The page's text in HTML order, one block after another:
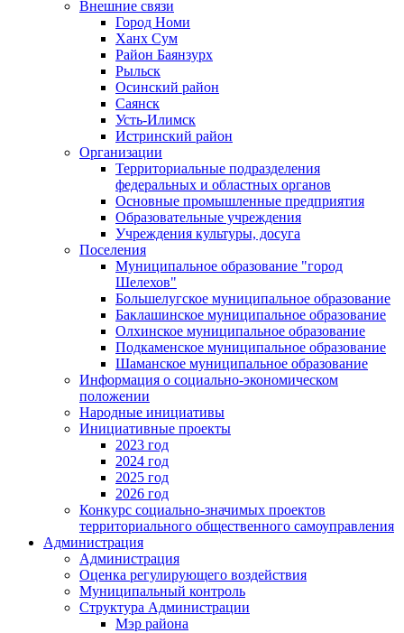
Внешние связи
Город Номи
Ханх Сум
Район Баянзурх
Рыльск
Осинский район
Саянск
Усть-Илимск
Истринский район
Организации
Территориальные подразделения
федеральных и областных органов
Основные промышленные предприятия
Образовательные учреждения
Учреждения культуры, досуга
Поселения
Муниципальное образование "город
Шелехов"
Большелугское муниципальное образование
Баклашинское муниципальное образование
Олхинское муниципальное образование
Подкаменское муниципальное образование
Шаманское муниципальное образование
Информация о социально-экономическом
положении
Народные инициативы
Инициативные проекты
2023 год
2024 год
2025 год
2026 год
Конкурс социально-значимых проектов
территориального общественного самоуправления
Администрация
Администрация
Оценка регулирующего воздействия
Муниципальный контроль
Структура Администрации
Мэр района